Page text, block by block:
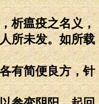
析瘟疫之名义，
所未发。如所载
有简便良方，针